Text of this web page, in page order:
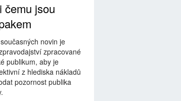
čemu jsou
novin je
zpracované
publikum, aby je
z hlediska nákladů
pozornost publika